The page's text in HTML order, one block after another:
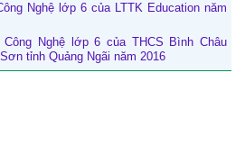
Nghệ lớp 6 của LTTK Education năm
Nghệ lớp 6 của THCS Bình Châu
tỉnh Quảng Ngãi năm 2016